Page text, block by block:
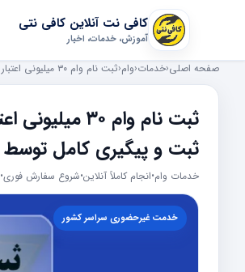
کافی نت آنلاین کافی نتی
آموزش، خدمات، اخبار
صفحه اصلی‹خدمات‹وام‹ثبت نام وام ۳۰ میلیونی اعتبار ملی | انجام صفر تا صد غیرحضوری با پیگیری کامل
ثبت نام وام
ثبت و پیگیری کامل
خدمات وام•انجام کاملاً آنلاین•شروع سفارش فوری•
خدمت غیرحضوری سراسر کشور